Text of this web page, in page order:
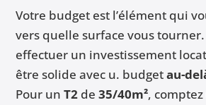
Votre budget est l’élément qui
vers quelle surface vous
effectuer un investissement
être solide avec u. budgetau-
Pour unT2 de35/40m²,